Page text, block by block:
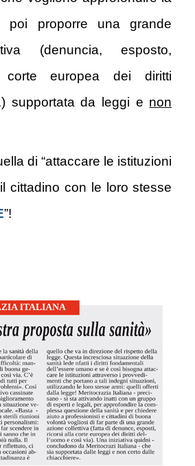
poi proporre una grande
(denuncia, esposto,
corte europea dei diritti
supportata da leggi e non
di “attaccare le istituzioni
cittadino con le loro stesse
”!